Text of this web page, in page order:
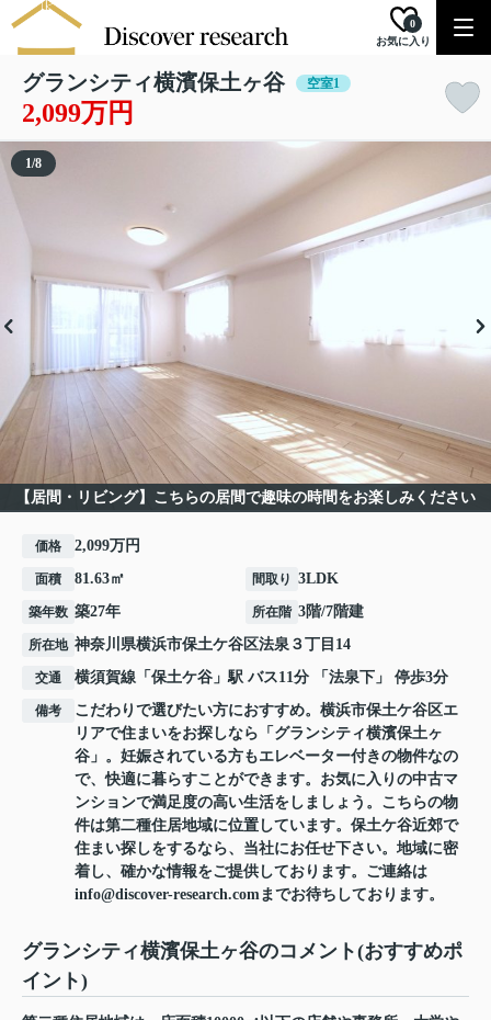
お気に入り
0
グランシティ横濱保土ヶ谷 空室1
2,099万円
【居間・リビング】こちらの居間で趣味の時間をお楽しみください
1/8
価格 2,099万円
面積 81.63㎡ 間取り 3LDK
築年数 築27年 所在階 3階/7階建
所在地 神奈川県横浜市保土ケ谷区法泉 ３丁目14
交通 横須賀線 「 保土ケ谷 」駅 バス11分 「法泉下」 停歩3分
備考
こだわりで選びたい方におすすめ。横浜市保土ケ谷区エ
リアで住まいをお探しなら「グランシティ横濱保土ヶ
谷」。妊娠されている方もエレベーター付きの物件なの
で、快適に暮らすことができます。お気に入りの中古マ
ンションで満足度の高い生活をしましょう。こちらの物
件は第二種住居地域に位置しています。保土ケ谷近郊で
住まい探しをするなら、当社にお任せ下さい。地域に密
着し、確かな情報をご提供しております。ご連絡は
info@discover-research.comまでお待ちしております。
グランシティ横濱保土ヶ谷のコメント(おすすめポ
イント)